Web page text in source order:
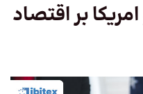
بر اقتصاد